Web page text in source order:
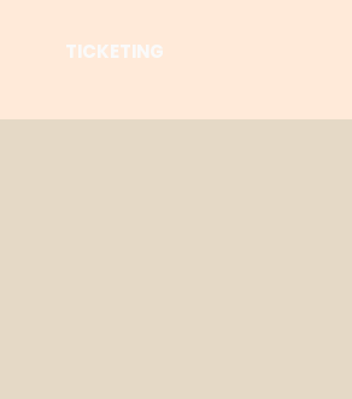
TICKETING